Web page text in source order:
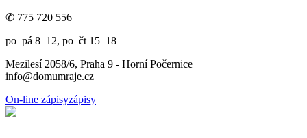
✆ 775 720 556
po–pá 8–12, po–čt 15–18
Mezilesí 2058/6, Praha 9 - Horní Počernice
info@domumraje.cz
On-line zápisyzápisy